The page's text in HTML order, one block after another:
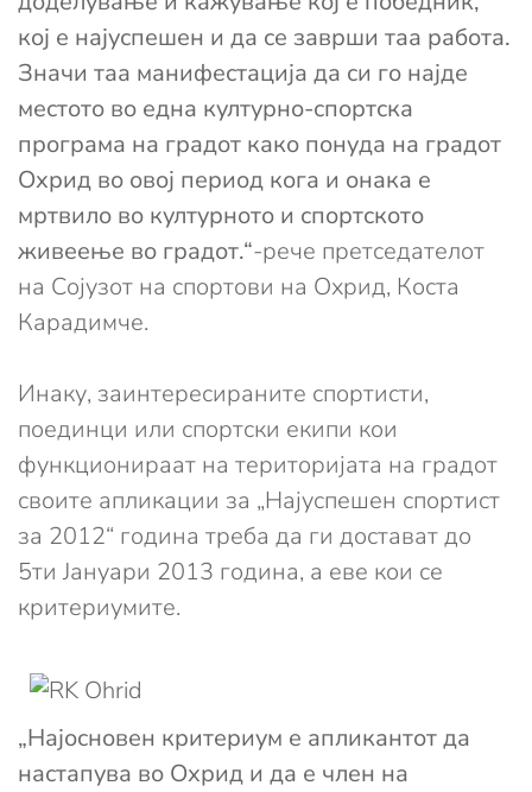
кој е најуспешен и да се заврши таа работа.
Значи таа манифестација да си го најде
местото во една културно-спортска
програма на градот како понуда на градот
Охрид во овој период кога и онака е
мртвило во културното и спортското
живеење во градот.“-рече претседателот
на Сојузот на спортови на Охрид, Коста
Карадимче.
Инаку, заинтересираните спортисти,
поединци или спортски екипи кои
функционираат на територијата на градот
своите апликации за „Најуспешен спортист
за 2012“ година треба да ги достават до
5ти Јануари 2013 година, а еве кои се
критериумите.
„Најосновен критериум е апликантот да
настапува во Охрид и да е член на